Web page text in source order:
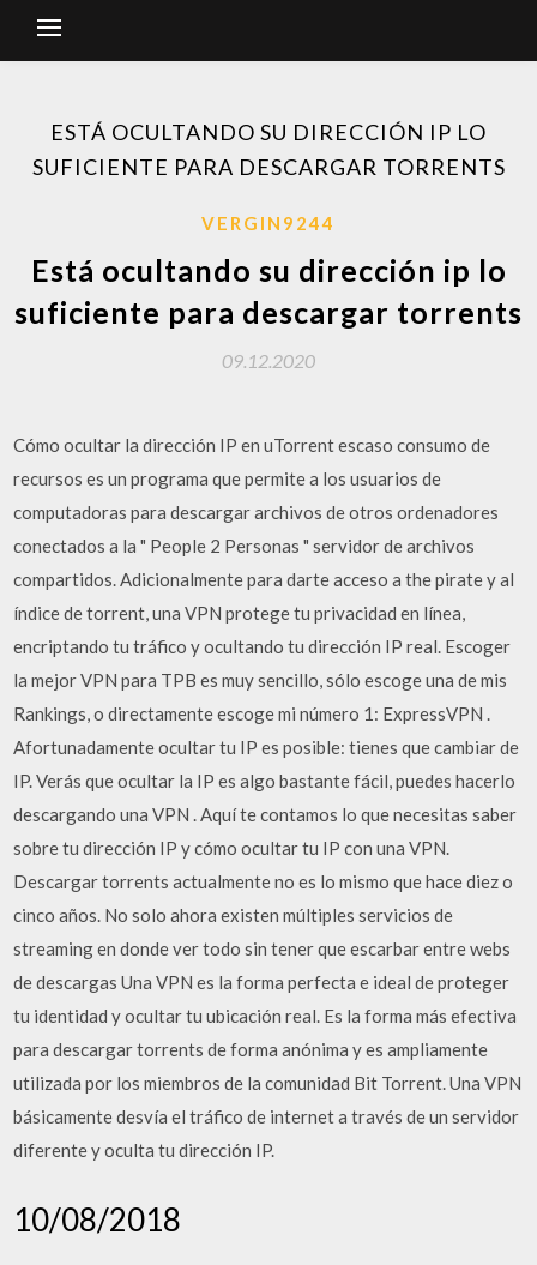
ESTÁ OCULTANDO SU DIRECCIÓN IP LO
SUFICIENTE PARA DESCARGAR TORRENTS
VERGIN9244
Está ocultando su dirección ip lo
suficiente para descargar torrents
09.12.2020
Cómo ocultar la dirección IP en uTorrent escaso consumo de
recursos es un programa que permite a los usuarios de
computadoras para descargar archivos de otros ordenadores
conectados a la " People 2 Personas " servidor de archivos
compartidos. Adicionalmente para darte acceso a the pirate y al
índice de torrent, una VPN protege tu privacidad en línea,
encriptando tu tráfico y ocultando tu dirección IP real. Escoger
la mejor VPN para TPB es muy sencillo, sólo escoge una de mis
Rankings, o directamente escoge mi número 1: ExpressVPN .
Afortunadamente ocultar tu IP es posible: tienes que cambiar de
IP. Verás que ocultar la IP es algo bastante fácil, puedes hacerlo
descargando una VPN . Aquí te contamos lo que necesitas saber
sobre tu dirección IP y cómo ocultar tu IP con una VPN.
Descargar torrents actualmente no es lo mismo que hace diez o
cinco años. No solo ahora existen múltiples servicios de
streaming en donde ver todo sin tener que escarbar entre webs
de descargas Una VPN es la forma perfecta e ideal de proteger
tu identidad y ocultar tu ubicación real. Es la forma más efectiva
para descargar torrents de forma anónima y es ampliamente
utilizada por los miembros de la comunidad Bit Torrent. Una VPN
básicamente desvía el tráfico de internet a través de un servidor
diferente y oculta tu dirección IP.
10/08/2018